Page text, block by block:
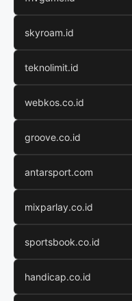
skyroam.id
teknolimit.id
webkos.co.id
groove.co.id
antarsport.com
mixparlay.co.id
sportsbook.co.id
handicap.co.id